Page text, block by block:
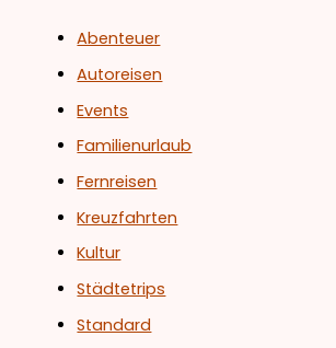
Abenteuer
Autoreisen
Events
Familienurlaub
Fernreisen
Kreuzfahrten
Kultur
Städtetrips
Standard